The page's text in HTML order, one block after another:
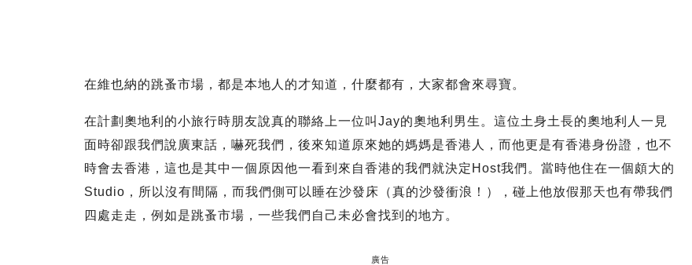
在維也納的跳蚤市場，都是本地人的才知道，什麼都有，大家都會來尋寶。
在計劃奧地利的小旅行時朋友說真的聯絡上一位叫Jay的奧地利男生。這位土身土長的奧地利人一見
面時卻跟我們說廣東話，嚇死我們，後來知道原來她的媽媽是香港人，而他更是有香港身份證，也不
時會去香港，這也是其中一個原因他一看到來自香港的我們就決定Host我們。當時他住在一個頗大的
Studio，所以沒有間隔，而我們側可以睡在沙發床（真的沙發衝浪！），碰上他放假那天也有帶我們
四處走走，例如是跳蚤市場，一些我們自己未必會找到的地方。
廣告